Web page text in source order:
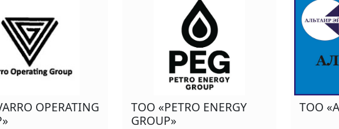
OPERATING
ТОО «PETRO ENERGY
GROUP»
ТОО